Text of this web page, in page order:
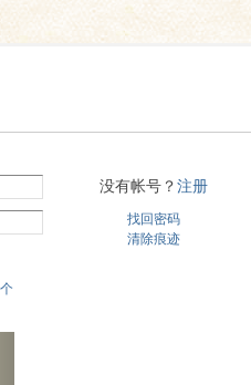
没有帐号？注册
找回密码
清除痕迹